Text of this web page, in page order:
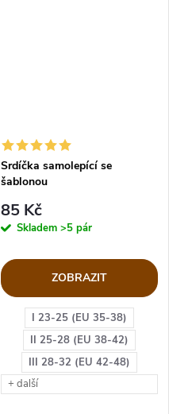
I 23-25 (EU 35-38)
II 25-28 (EU 38-42)
III 28-32 (EU 42-48)
+ další
Srdíčka samolepící se
šablonou
85 Kč
Skladem >5 pár
ZOBRAZIT